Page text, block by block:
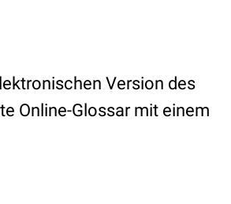
Version des
Online-Glossar mit einem